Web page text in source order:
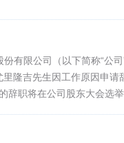
有限公司（以下简称“公
隆吉先生因工作原因申请
辞职将在公司股东大会选